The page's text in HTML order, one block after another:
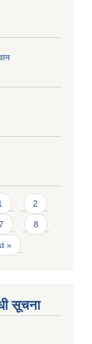
2
8
»
सूचना